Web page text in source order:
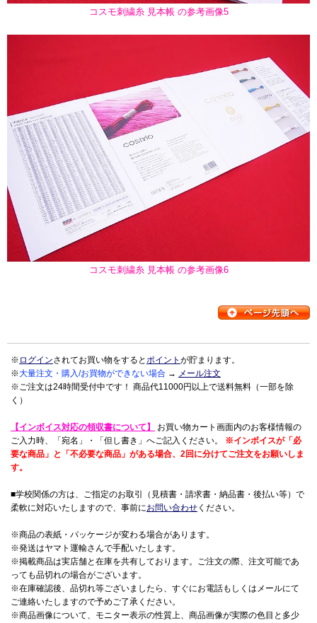
コスモ刺繍糸 見本帳 の参考画像5
コスモ刺繍糸 見本帳 の参考画像6
※ ログインされてお買い物をするとポイント が貯まります。
※大量注文・購入/お買物ができない場合 → メール注文
※ご注文は24時間受付中です！ 商品代11000円以上で送料無料（一部を除
く）
【インボイス対応の領収書について】
お買い物カート画面内のお客様情報の
ご入力時、「宛名」・「但し書き」へご記入ください。 ※インボイスが「必
要な商品」と「不必要な商品」がある場合、2回に分けてご注文をお願いしま
す。
■学校関係の方は、ご指定のお取引（見積書・請求書・納品書・後払い等）で
柔軟に対応いたしますので、事前にお問い合わせ ください。
※商品の表紙・パッケージが変わる場合があります。
※発送はヤマト運輸さんで手配いたします。
※掲載商品は実店舗と在庫を共有しております。ご注文の際、注文可能であ
っても品切れの場合がございます。
※在庫確認後、品切れ等ございましたら、すぐにお電話もしくはメールにて
ご連絡いたしますので予めご了承ください。
※商品画像について、モニター表示の性質上、商品画像が実際の色目と多少